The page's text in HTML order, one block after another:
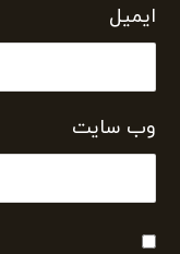
ایمیل
وب‌ سایت